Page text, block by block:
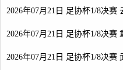
2026年07月21日 足协杯1/8决
2026年07月21日 足协杯1/8决
2026年07月21日 足协杯1/8决